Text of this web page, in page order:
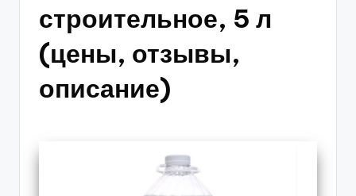
строительное, 5 л
(цены, отзывы,
описание)